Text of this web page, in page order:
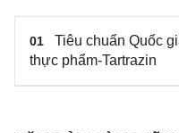
01
Tiêu chuẩn Quốc
thực phẩm-Tartrazin